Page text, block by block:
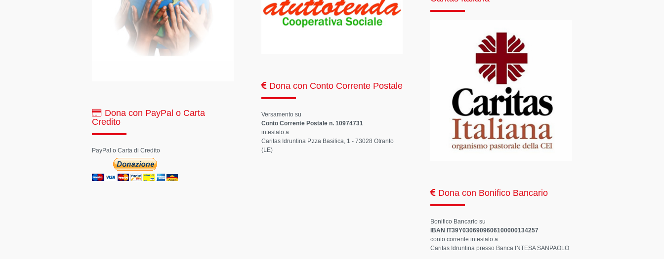
Dona con PayPal o Carta
Credito
PayPal o Carta di Credito
Dona con Conto Corrente Postale
Versamento su
Conto Corrente Postale n. 10974731
intestato a
Caritas Idruntina P.zza Basilica, 1 - 73028 Otranto
(LE)
Dona con Bonifico Bancario
Bonifico Bancario su
IBAN IT39Y0306909606100000134257
conto corrente intestato a
Caritas Idruntina presso Banca INTESA SANPAOLO